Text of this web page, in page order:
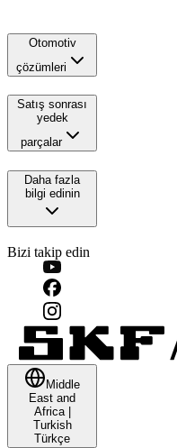
Otomotiv
çözümleri
Satış sonrası
yedek
parçalar
Daha fazla
bilgi edinin
Bizi takip edin
Middle
East and
Africa|
Turkish
Türkçe